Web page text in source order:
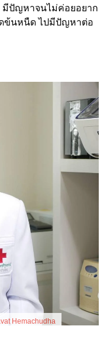
มีปัญหาจนไม่ค่อยอยาก
ข้นหนืด ไปมีปัญหาต่อ
Hemachudha